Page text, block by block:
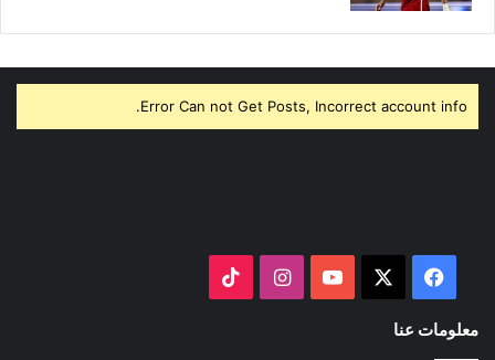
Error Can not Get Posts, Incorrect account info.
فيسبوك ‫YouTubeانستقرام
معلومات عنا